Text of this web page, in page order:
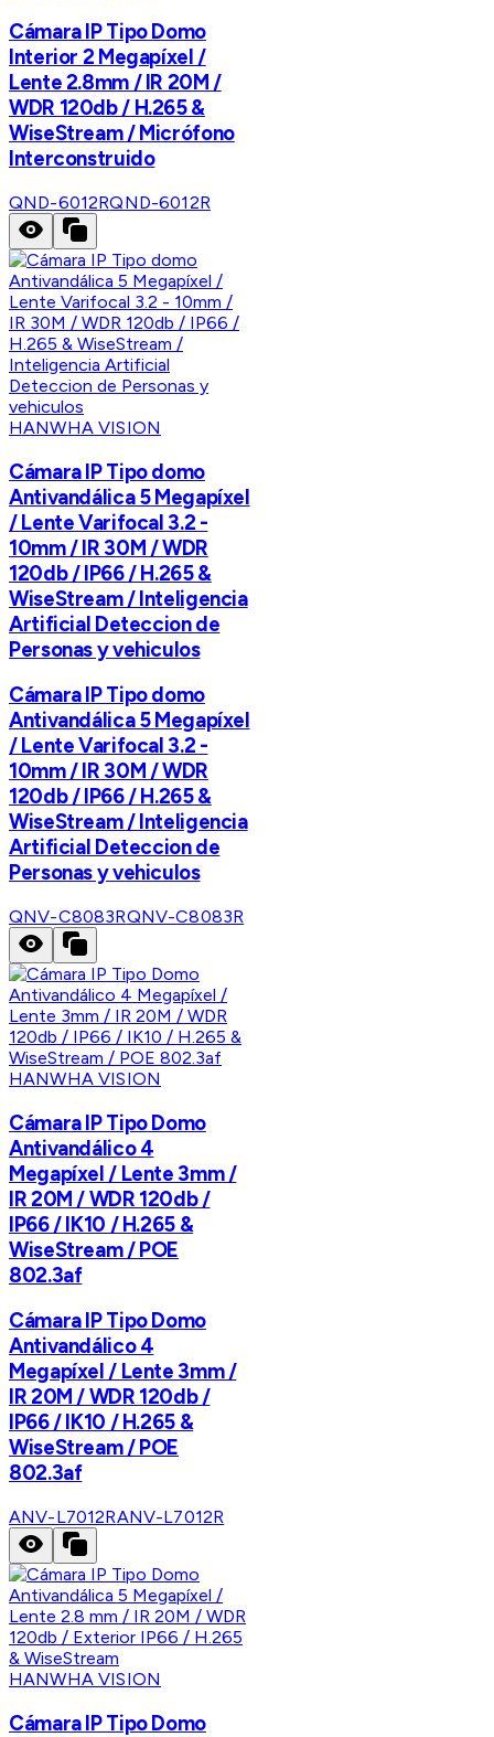
Cámara IP Tipo Domo
Interior 2 Megapíxel /
Lente 2.8mm / IR 20M /
WDR 120db / H.265 &
WiseStream / Micrófono
Interconstruido
QND-6012RQND-6012R
HANWHA VISION
Cámara IP Tipo domo
Antivandálica 5 Megapíxel
/ Lente Varifocal 3.2 -
10mm / IR 30M / WDR
120db / IP66 / H.265 &
WiseStream / Inteligencia
Artificial Deteccion de
Personas y vehiculos
Cámara IP Tipo domo
Antivandálica 5 Megapíxel
/ Lente Varifocal 3.2 -
10mm / IR 30M / WDR
120db / IP66 / H.265 &
WiseStream / Inteligencia
Artificial Deteccion de
Personas y vehiculos
QNV-C8083RQNV-C8083R
HANWHA VISION
Cámara IP Tipo Domo
Antivandálico 4
Megapíxel / Lente 3mm /
IR 20M / WDR 120db /
IP66 / IK10 / H.265 &
WiseStream / POE
802.3af
Cámara IP Tipo Domo
Antivandálico 4
Megapíxel / Lente 3mm /
IR 20M / WDR 120db /
IP66 / IK10 / H.265 &
WiseStream / POE
802.3af
ANV-L7012RANV-L7012R
HANWHA VISION
Cámara IP Tipo Domo